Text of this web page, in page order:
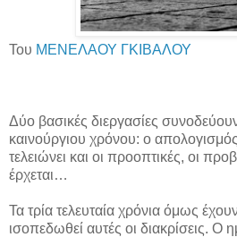
Του ΜΕΝΕΛΑΟΥ ΓΚΙΒΑΛΟΥ
Δύο βασικές διεργασίες
καινούργιου χρόνου: ο
τελειώνει και οι προοπτικές, οι
έρχεται…
Τα τρία τελευταία χρόνια όμως
ισοπεδωθεί αυτές οι διακρίσεις. Ο